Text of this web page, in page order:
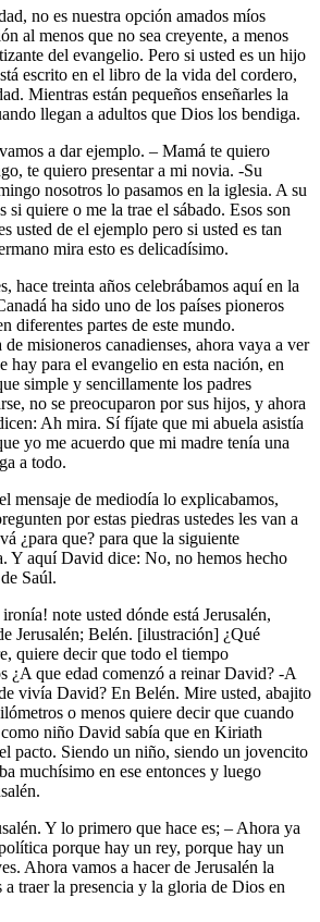
no es nuestra opción amados míos
al menos que no sea creyente, a menos
del evangelio. Pero si usted es un hijo
escrito en el libro de la vida del cordero,
Mientras están pequeños enseñarles la
llegan a adultos que Dios los bendiga.
a dar ejemplo. – Mamá te quiero
te quiero presentar a mi novia. -Su
nosotros lo pasamos en la iglesia. A su
si quiere o me la trae el sábado. Esos son
usted de el ejemplo pero si usted es tan
mira esto es delicadísimo.
hace treinta años celebrábamos aquí en la
ha sido uno de los países pioneros
diferentes partes de este mundo.
de misioneros canadienses, ahora vaya a ver
hay para el evangelio en esta nación, en
simple y sencillamente los padres
no se preocuparon por sus hijos, y ahora
Ah mira. Sí fíjate que mi abuela asistía
yo me acuerdo que mi madre tenía una
a todo.
mensaje de mediodía lo explicabamos,
por estas piedras ustedes les van a
¿para que? para que la siguiente
Y aquí David dice: No, no hemos hecho
Saúl.
note usted dónde está Jerusalén,
Jerusalén; Belén. [ilustración] ¿Qué
quiere decir que todo el tiempo
¿A que edad comenzó a reinar David? -A
vivía David? En Belén. Mire usted, abajito
o menos quiere decir que cuando
niño David sabía que en Kiriath
pacto. Siendo un niño, siendo un jovencito
muchísimo en ese entonces y luego
Y lo primero que hace es; – Ahora ya
porque hay un rey, porque hay un
Ahora vamos a hacer de Jerusalén la
traer la presencia y la gloria de Dios en